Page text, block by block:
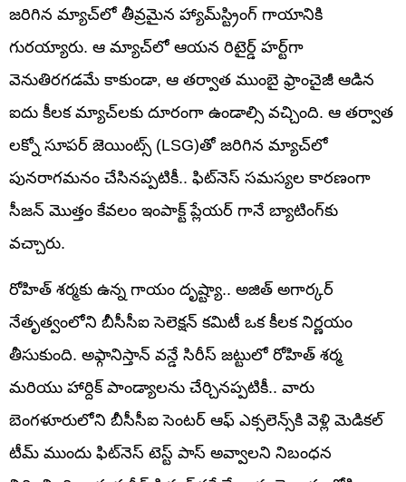
జరిగిన మ్యాచ్‌లో తీవ్రమైన హ్యామ్‌స్ట్రింగ్ గాయానికి
గురయ్యారు. ఆ మ్యాచ్‌లో ఆయన రిటైర్డ్ హర్ట్‌గా
వెనుతిరగడమే కాకుండా, ఆ తర్వాత ముంబై ఫ్రాంచైజీ ఆడిన
ఐదు కీలక మ్యాచ్‌లకు దూరంగా ఉండాల్సి వచ్చింది. ఆ తర్వాత
లక్నో సూపర్ జెయింట్స్ (LSG)తో జరిగిన మ్యాచ్‌లో
పునరాగమనం చేసినప్పటికీ.. ఫిట్‌నెస్ సమస్యల కారణంగా
సీజన్ మొత్తం కేవలం ఇంపాక్ట్ ప్లేయర్ గానే బ్యాటింగ్‌కు
వచ్చారు.
రోహిత్ శర్మకు ఉన్న గాయం దృష్ట్యా.. అజిత్ అగార్కర్
నేతృత్వంలోని బీసీసీఐ సెలెక్షన్ కమిటీ ఒక కీలక నిర్ణయం
తీసుకుంది. అఫ్గానిస్తాన్ వన్డే సిరీస్ జట్టులో రోహిత్ శర్మ
మరియు హార్దిక్ పాండ్యాలను చేర్చినప్పటికీ.. వారు
బెంగళూరులోని బీసీసీఐ సెంటర్ ఆఫ్ ఎక్సలెన్స్‎కి వెళ్లి మెడికల్
టీమ్ ముందు ఫిట్‌నెస్ టెస్ట్ పాస్ అవ్వాలని నిబంధన